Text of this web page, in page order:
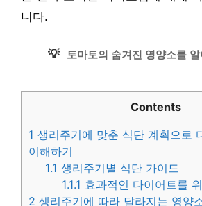
니다.
💡 토마토의 숨겨진 영양소를
Contents
1 생리주기에 맞춘 식단 계획으로
이해하기
1.1 생리주기별 식단 가이드
1.1.1 효과적인 다이어트를
2 생리주기에 따라 달라지는 영양